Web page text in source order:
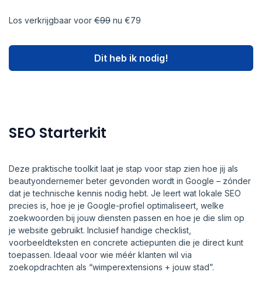
Los verkrijgbaar voor €99 nu €79
Dit heb ik nodig!
SEO Starterkit
Deze praktische toolkit laat je stap voor stap zien hoe jij als
beautyondernemer beter gevonden wordt in Google – zónder
dat je technische kennis nodig hebt. Je leert wat lokale SEO
precies is, hoe je je Google-profiel optimaliseert, welke
zoekwoorden bij jouw diensten passen en hoe je die slim op
je website gebruikt. Inclusief handige checklist,
voorbeeldteksten en concrete actiepunten die je direct kunt
toepassen. Ideaal voor wie méér klanten wil via
zoekopdrachten als “wimperextensions + jouw stad”.